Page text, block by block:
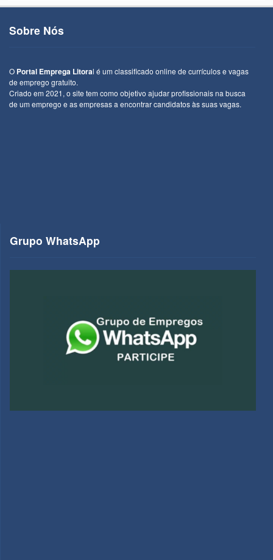
Sobre Nós
O Portal Emprega Litoral é um classificado online de currículos e vagas
de emprego gratuito.
Criado em 2021, o site tem como objetivo ajudar profissionais na busca
de um emprego e as empresas a encontrar candidatos às suas vagas.
Grupo WhatsApp